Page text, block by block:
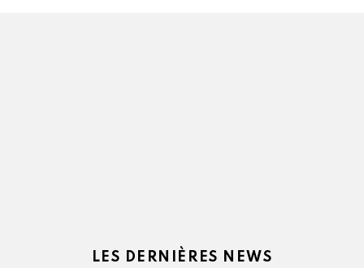
LES DERNIÈRES NEWS